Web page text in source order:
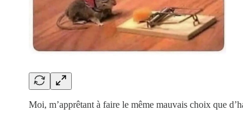
Moi, m’apprêtant à faire le même mauvais choix que